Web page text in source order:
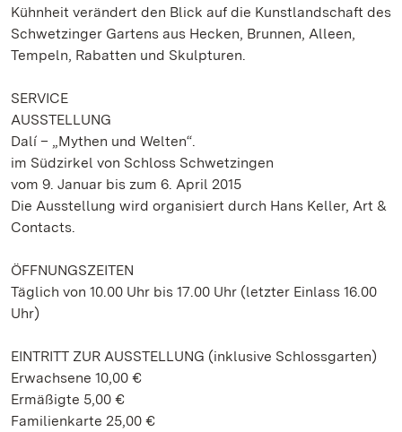
Kühnheit verändert den Blick auf die Kunstlandschaft des
Schwetzinger Gartens aus Hecken, Brunnen, Alleen,
Tempeln, Rabatten und Skulpturen.
SERVICE
AUSSTELLUNG
Dalí – „Mythen und Welten“.
im Südzirkel von Schloss Schwetzingen
vom 9. Januar bis zum 6. April 2015
Die Ausstellung wird organisiert durch Hans Keller, Art &
Contacts.
ÖFFNUNGSZEITEN
Täglich von 10.00 Uhr bis 17.00 Uhr (letzter Einlass 16.00
Uhr)
EINTRITT ZUR AUSSTELLUNG (inklusive Schlossgarten)
Erwachsene 10,00 €
Ermäßigte 5,00 €
Familienkarte 25,00 €